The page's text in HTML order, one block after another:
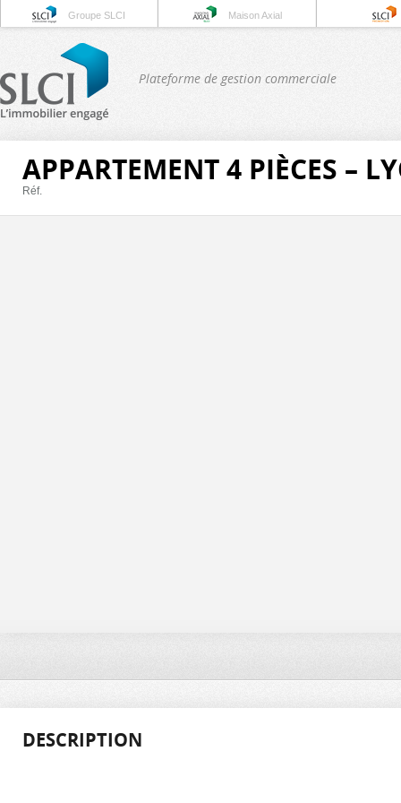
Groupe SLCI Maison Axial
Plateforme de gestion commerciale
APPARTEMENT 4 PIÈCES –
Réf.
DESCRIPTION